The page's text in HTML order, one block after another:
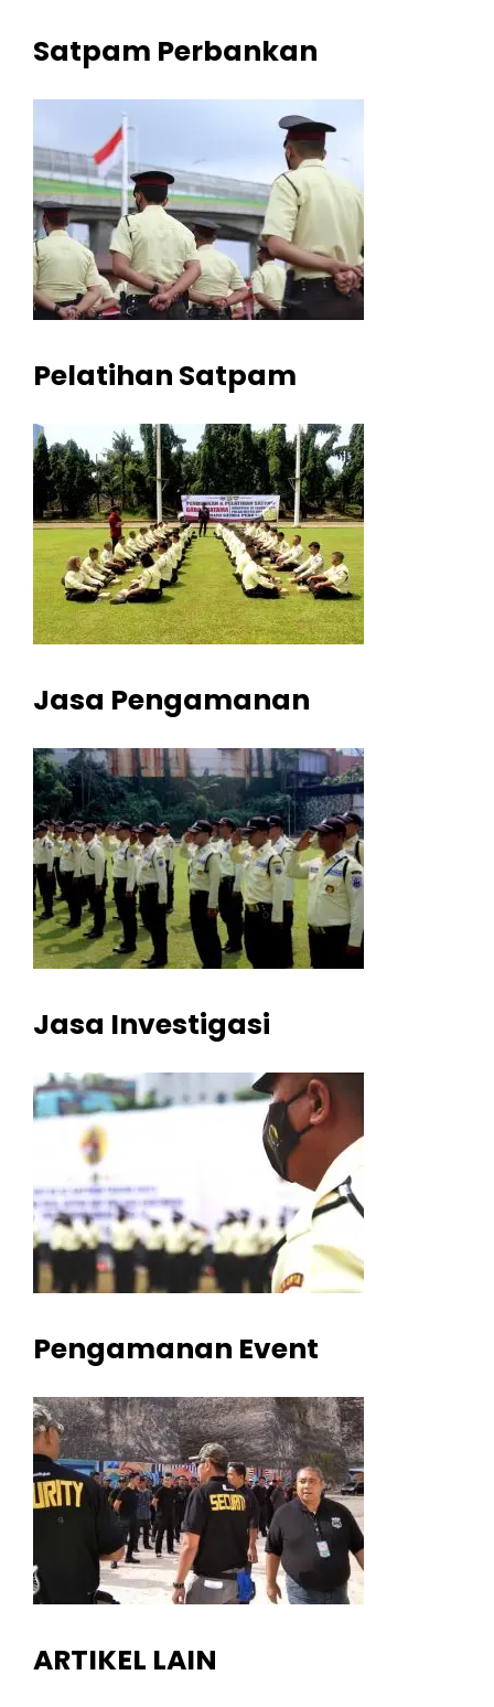
Satpam Perbankan
Pelatihan Satpam
Jasa Pengamanan
Jasa Investigasi
Pengamanan Event
ARTIKEL LAIN